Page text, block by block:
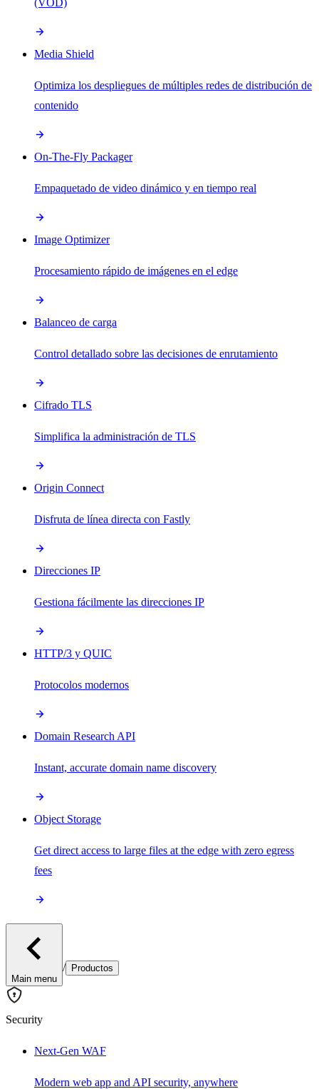
(VOD)
Media Shield
Optimiza los despliegues de múltiples redes de distribución de
contenido
On-The-Fly Packager
Empaquetado de video dinámico y en tiempo real
Image Optimizer
Procesamiento rápido de imágenes en el edge
Balanceo de carga
Control detallado sobre las decisiones de enrutamiento
Cifrado TLS
Simplifica la administración de TLS
Origin Connect
Disfruta de línea directa con Fastly
Direcciones IP
Gestiona fácilmente las direcciones IP
HTTP/3 y QUIC
Protocolos modernos
Domain Research API
Instant, accurate domain name discovery
Object Storage
Get direct access to large files at the edge with zero egress
fees
Main menu
/ Productos
Security
Next-Gen WAF
Modern web app and API security, anywhere